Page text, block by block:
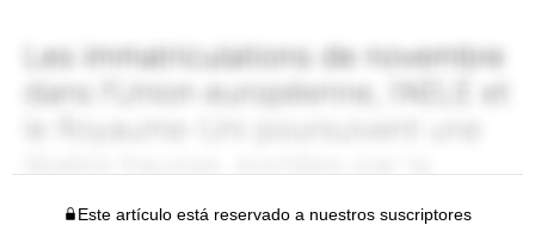
Este artículo está reservado a nuestros suscriptores